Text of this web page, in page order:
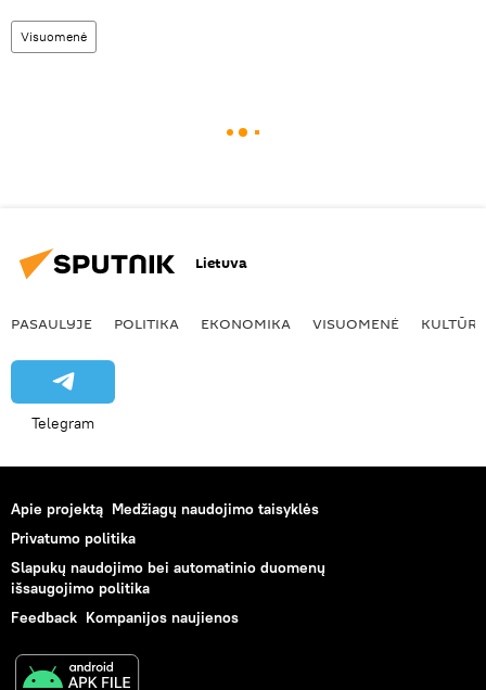
Visuomenė
Lietuva
PASAULYJE POLITIKA EKONOMIKA VISUOMENĖ KULTŪRA
Telegram
Apie projektą Medžiagų naudojimo taisyklės
Privatumo politika
Slapukų naudojimo bei automatinio duomenų
išsaugojimo politika
Feedback Kompanijos naujienos